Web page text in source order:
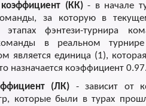
(КК)- в начале
за которую в
этапах фэнтези-турнира
в реальном
является единица (1),
назначается коэффициент
(ЛК) - зависит от
которые были в турах